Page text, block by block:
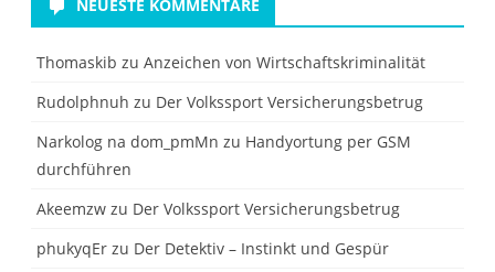
NEUESTE KOMMENTARE
Thomaskib zu Anzeichen von Wirtschaftskriminalität
Rudolphnuh zu Der Volkssport Versicherungsbetrug
Narkolog na dom_pmMn zu Handyortung per GSM
durchführen
Akeemzw zu Der Volkssport Versicherungsbetrug
phukyqEr zu Der Detektiv – Instinkt und Gespür